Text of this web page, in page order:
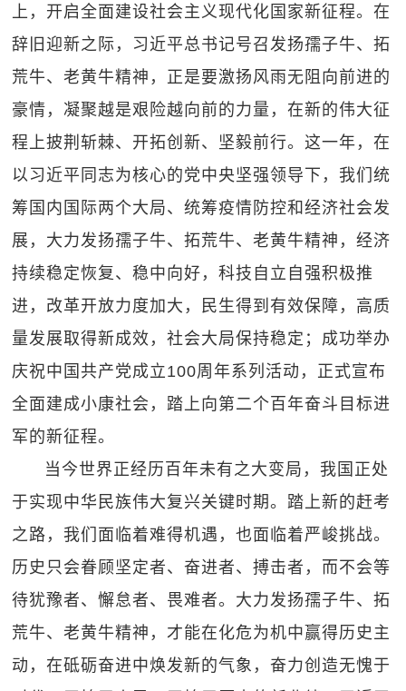
上，开启全面建设社会主义现代化国家新征程。在
辞旧迎新之际，习近平总书记号召发扬孺子牛、拓
荒牛、老黄牛精神，正是要激扬风雨无阻向前进的
豪情，凝聚越是艰险越向前的力量，在新的伟大征
程上披荆斩棘、开拓创新、坚毅前行。这一年，在
以习近平同志为核心的党中央坚强领导下，我们统
筹国内国际两个大局、统筹疫情防控和经济社会发
展，大力发扬孺子牛、拓荒牛、老黄牛精神，经济
持续稳定恢复、稳中向好，科技自立自强积极推
进，改革开放力度加大，民生得到有效保障，高质
量发展取得新成效，社会大局保持稳定；成功举办
庆祝中国共产党成立100周年系列活动，正式宣布
全面建成小康社会，踏上向第二个百年奋斗目标进
军的新征程。
当今世界正经历百年未有之大变局，我国正处
于实现中华民族伟大复兴关键时期。踏上新的赶考
之路，我们面临着难得机遇，也面临着严峻挑战。
历史只会眷顾坚定者、奋进者、搏击者，而不会等
待犹豫者、懈怠者、畏难者。大力发扬孺子牛、拓
荒牛、老黄牛精神，才能在化危为机中赢得历史主
动，在砥砺奋进中焕发新的气象，奋力创造无愧于